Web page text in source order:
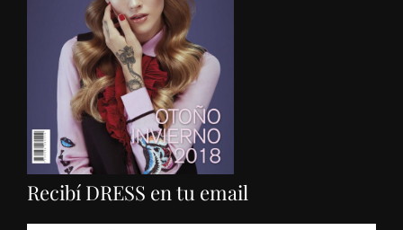
Recibí DRESS en tu email